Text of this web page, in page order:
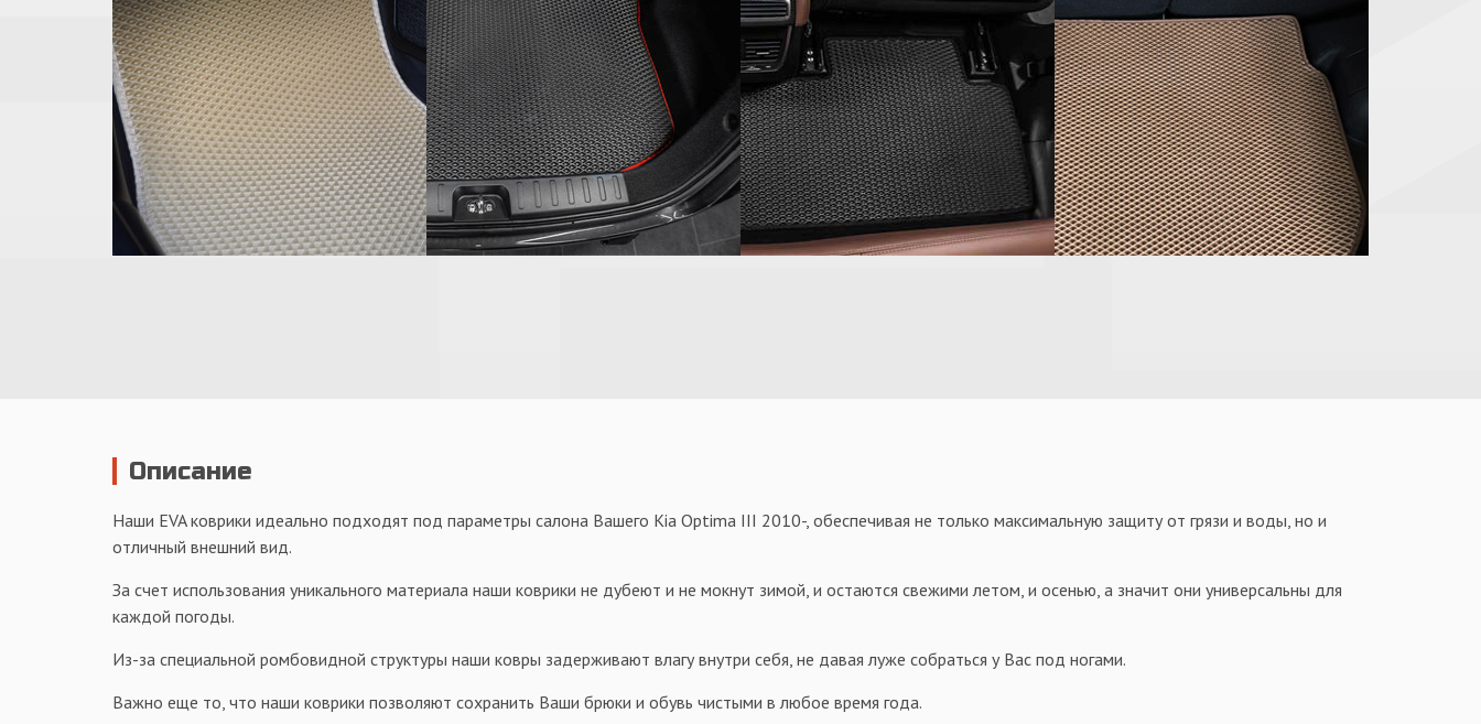
Описание
Наши EVA коврики идеально подходят под параметры салона Вашего Kia Optima III 2010-, обеспечивая не только максимальную защиту от грязи и воды, но и
отличный внешний вид.
За счет использования уникального материала наши коврики не дубеют и не мокнут зимой, и остаются свежими летом, и осенью, а значит они универсальны для
каждой погоды.
Из-за специальной ромбовидной структуры наши ковры задерживают влагу внутри себя, не давая луже собраться у Вас под ногами.
Важно еще то, что наши коврики позволяют сохранить Ваши брюки и обувь чистыми в любое время года.